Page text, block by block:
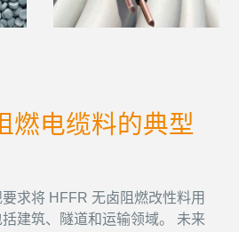
燃电缆料的典型
求将 HFFR 无卤阻燃改性料用
建筑、隧道和运输领域。 未来